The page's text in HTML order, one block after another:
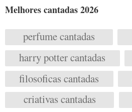
Melhores cantadas 2026
perfume cantadas
harry potter cantadas
filosoficas cantadas
criativas cantadas